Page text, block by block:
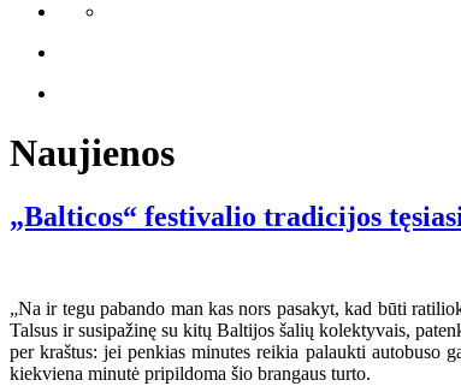
Naujienos
„Balticos“ festivalio tradicijos
„Na ir tegu pabando man kas nors pasakyt, kad būti
Talsus ir susipažinę su kitų Baltijos šalių kolektyvais,
per kraštus: jei penkias minutes reikia palaukti autobuso
kiekviena minutė pripildoma šio brangaus turto.